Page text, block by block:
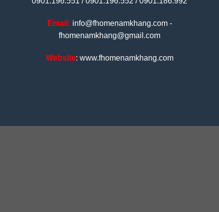
Email: info@fhomenamkhang.com -
fhomenamkhang@gmail.com
Website: www.fhomenamkhang.com